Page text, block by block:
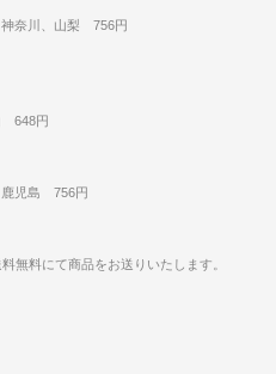
神奈川、山梨 756円
648円
鹿児島 756円
無料にて商品をお送りいたします。